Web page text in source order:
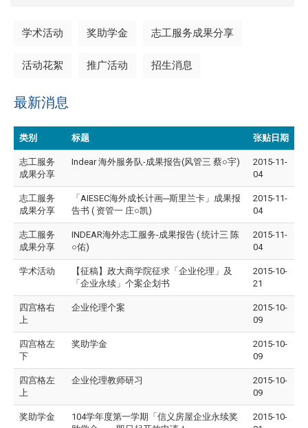
学术活动 奖助学金 志工服务成果分享
活动花絮 推广活动 招生消息
最新消息
类别 标题 张贴日期
志工服务
成果分享
Indear 海外服务队-成果报告(风管三 蔡○宇)
2015-11-
04
志工服务
成果分享
「AIESEC海外成长计画─斯里兰卡」成果报
告书 ( 资管一 庄○凯)
2015-11-
04
志工服务
成果分享
INDEAR海外志工服务-成果报告 ( 统计三 陈
○佑)
2015-11-
04
学术活动
【征稿】政大商学院征求「企业伦理」及
「企业永续」个案企划书
2015-10-
21
四宫格右
上
企业伦理个案
2015-10-
09
四宫格左
下
奖助学金
2015-10-
09
四宫格左
上
企业伦理教师研习
2015-10-
09
奖助学金
104学年度第一学期「信义房屋企业永续奖
2015-10-